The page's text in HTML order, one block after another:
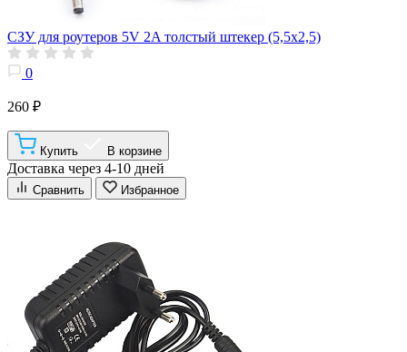
СЗУ для роутеров 5V 2A толстый штекер (5,5х2,5)
0
260 ₽
Купить В корзине
Доставка через 4-10 дней
Сравнить Избранное